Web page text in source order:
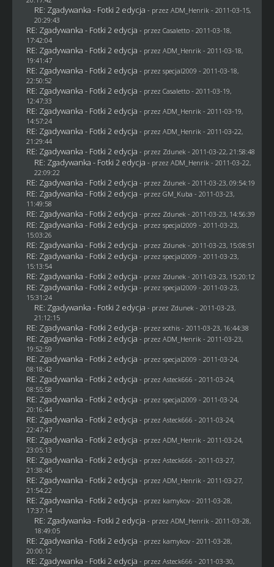
RE: Zgadywanka - Fotki 2 edycja - przez ADM_Henrik - 2011-03-15,
20:29:43
RE: Zgadywanka - Fotki 2 edycja - przez Casaletto- 2011-03-18,
17:42:04
RE: Zgadywanka - Fotki 2 edycja - przez ADM_Henrik - 2011-03-18,
19:41:47
RE: Zgadywanka - Fotki 2 edycja - przez specjal2009 - 2011-03-18,
22:50:52
RE: Zgadywanka - Fotki 2 edycja - przez Casaletto- 2011-03-19,
12:47:33
RE: Zgadywanka - Fotki 2 edycja - przez ADM_Henrik - 2011-03-19,
14:57:24
RE: Zgadywanka - Fotki 2 edycja - przez ADM_Henrik - 2011-03-22,
21:29:44
RE: Zgadywanka - Fotki 2 edycja - przez Zdunek - 2011-03-22, 21:58:48
RE: Zgadywanka - Fotki 2 edycja - przez ADM_Henrik - 2011-03-22,
22:09:22
RE: Zgadywanka - Fotki 2 edycja - przez Zdunek - 2011-03-23, 09:54:19
RE: Zgadywanka - Fotki 2 edycja - przez GM_Kuba - 2011-03-23,
11:49:58
RE: Zgadywanka - Fotki 2 edycja - przez Zdunek - 2011-03-23, 14:56:39
RE: Zgadywanka - Fotki 2 edycja - przez specjal2009 - 2011-03-23,
15:03:26
RE: Zgadywanka - Fotki 2 edycja - przez Zdunek - 2011-03-23, 15:08:51
RE: Zgadywanka - Fotki 2 edycja - przez specjal2009 - 2011-03-23,
15:13:54
RE: Zgadywanka - Fotki 2 edycja - przez Zdunek - 2011-03-23, 15:20:12
RE: Zgadywanka - Fotki 2 edycja - przez specjal2009 - 2011-03-23,
15:31:24
RE: Zgadywanka - Fotki 2 edycja - przez Zdunek - 2011-03-23,
21:12:15
RE: Zgadywanka - Fotki 2 edycja - przez sothis- 2011-03-23, 16:44:38
RE: Zgadywanka - Fotki 2 edycja - przez ADM_Henrik - 2011-03-23,
19:52:59
RE: Zgadywanka - Fotki 2 edycja - przez specjal2009 - 2011-03-24,
08:18:42
RE: Zgadywanka - Fotki 2 edycja - przez Asteck666 - 2011-03-24,
08:55:58
RE: Zgadywanka - Fotki 2 edycja - przez specjal2009 - 2011-03-24,
20:16:44
RE: Zgadywanka - Fotki 2 edycja - przez Asteck666 - 2011-03-24,
22:47:47
RE: Zgadywanka - Fotki 2 edycja - przez ADM_Henrik - 2011-03-24,
23:05:13
RE: Zgadywanka - Fotki 2 edycja - przez Asteck666 - 2011-03-27,
21:38:45
RE: Zgadywanka - Fotki 2 edycja - przez ADM_Henrik - 2011-03-27,
21:54:22
RE: Zgadywanka - Fotki 2 edycja - przez kamykov- 2011-03-28,
17:37:14
RE: Zgadywanka - Fotki 2 edycja - przez ADM_Henrik - 2011-03-28,
18:49:05
RE: Zgadywanka - Fotki 2 edycja - przez kamykov- 2011-03-28,
20:00:12
RE: Zgadywanka - Fotki 2 edycja - przez Asteck666 - 2011-03-30,